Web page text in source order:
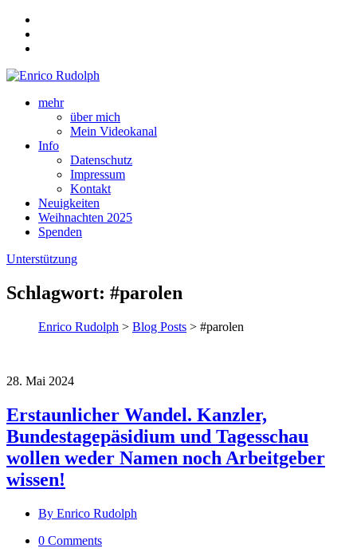
mehr
über mich
Mein Videokanal
Info
Datenschutz
Impressum
Kontakt
Neuigkeiten
Weihnachten 2025
Spenden
Unterstützung
Schlagwort: #parolen
Enrico Rudolph > Blog Posts > #parolen
28. Mai 2024
Erstaunlicher Wandel. Kanzler,
Bundestagepäsidium und Tagesschau
wollen weder Namen noch Arbeitgeber
wissen!
By Enrico Rudolph
0 Comments